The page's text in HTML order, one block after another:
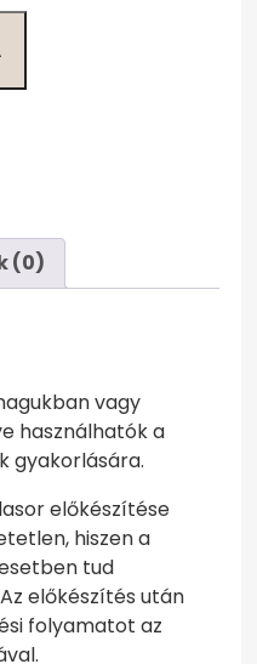
(0)
vagy
használhatók a
gyakorlására.
előkészítése
hiszen a
tud
előkészítés után
folyamatot az